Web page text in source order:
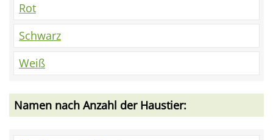
Rot
Schwarz
Weiß
Namen nach Anzahl der Haustier: